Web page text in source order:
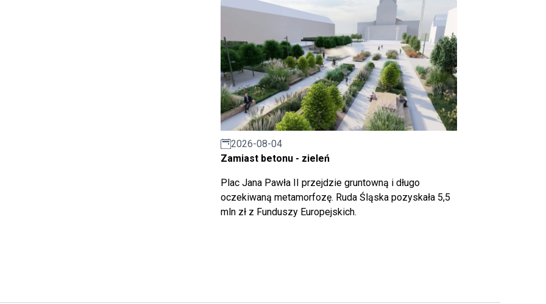
2026-08-04
Zamiast betonu - zieleń
Plac Jana Pawła II przejdzie gruntowną i długo
oczekiwaną metamorfozę. Ruda Śląska pozyskała 5,5
mln zł z Funduszy Europejskich.